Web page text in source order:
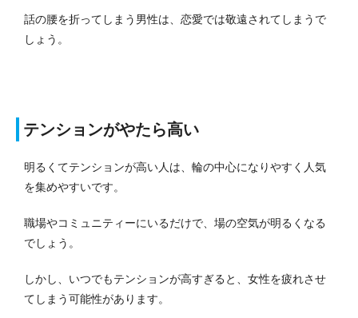
話の腰を折ってしまう男性は、恋愛では敬遠されてしまうで
しょう。
テンションがやたら高い
明るくてテンションが高い人は、輪の中心になりやすく人気
を集めやすいです。
職場やコミュニティーにいるだけで、場の空気が明るくなる
でしょう。
しかし、いつでもテンションが高すぎると、女性を疲れさせ
てしまう可能性があります。